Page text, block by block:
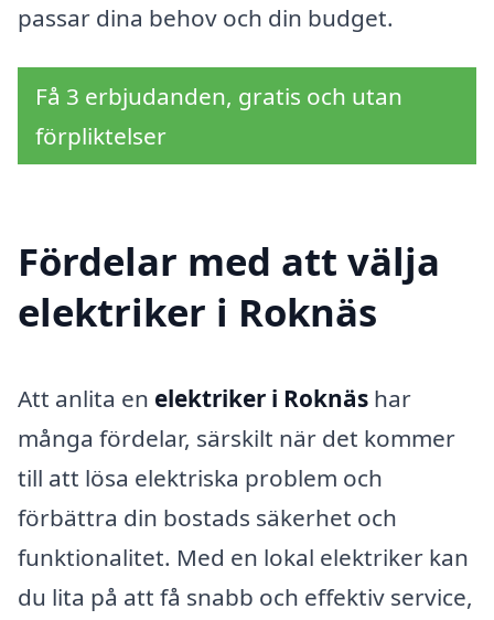
passar dina behov och din budget.
Få 3 erbjudanden, gratis och utan
förpliktelser
Fördelar med att välja
elektriker i Roknäs
Att anlita en elektriker i Roknäs har
många fördelar, särskilt när det kommer
till att lösa elektriska problem och
förbättra din bostads säkerhet och
funktionalitet. Med en lokal elektriker kan
du lita på att få snabb och effektiv service,